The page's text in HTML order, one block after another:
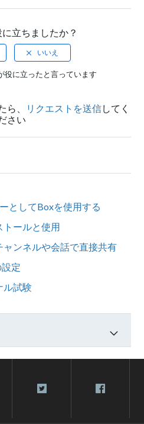
立ちましたか？
役に立ったと言っています
ら、 リクエストを送信してく
さい
としてBoxを使用する
トールと使用
ャンネルや会話で直接共有
定
ル試験